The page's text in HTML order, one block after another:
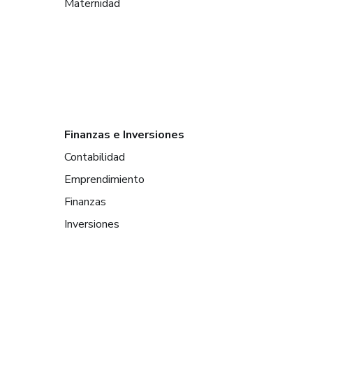
Maternidad
Finanzas e Inversiones
Contabilidad
Emprendimiento
Finanzas
Inversiones